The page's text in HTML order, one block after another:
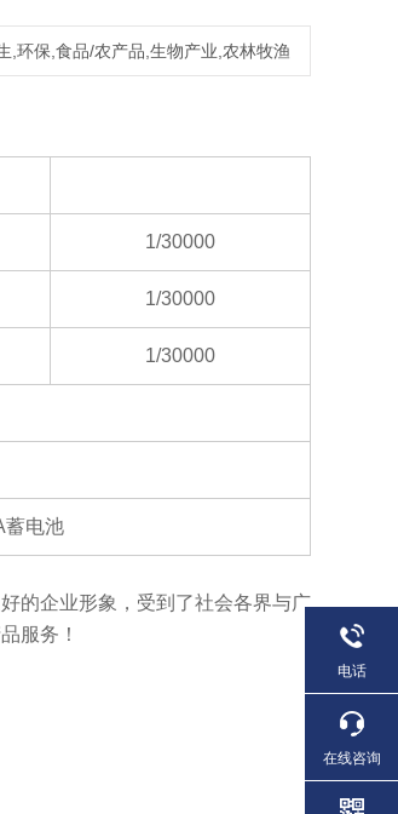
,环保,食品/农产品,生物产业,农林牧渔
1/30000
1/30000
1/30000
蓄电池
的企业形象，受到了社会各界与广
服务！
电话
在线咨询